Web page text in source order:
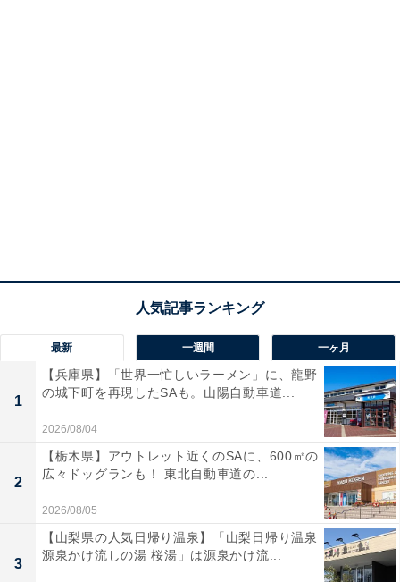
最新 一週間 一ヶ月
1
【兵庫県】「世界一忙しいラーメン」に、龍野
の城下町を再現したSAも。山陽自動車道...
2026/08/04
2
【栃木県】アウトレット近くのSAに、600㎡の
広々ドッグランも！ 東北自動車道の...
2026/08/05
3
【山梨県の人気日帰り温泉】「山梨日帰り温泉
源泉かけ流しの湯 桜湯」は源泉かけ流...